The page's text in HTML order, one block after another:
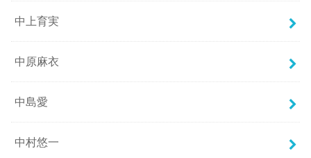
中上育実
中原麻衣
中島愛
中村悠一